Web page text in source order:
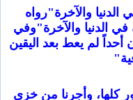
الدنيا والآخرة"رواه
في الدنيا والآخرة"وفي
أحداً لم يعط بعد اليقين
كلها، وأجرنا من خزي